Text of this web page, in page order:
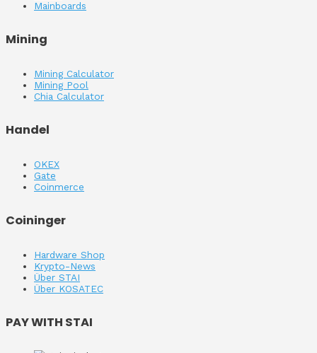
Mainboards
Mining
Mining Calculator
Mining Pool
Chia Calculator
Handel
OKEX
Gate
Coinmerce
Coininger
Hardware Shop
Krypto-News
Über STAI
Über KOSATEC
PAY WITH STAI